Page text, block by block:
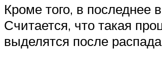
Кроме того, в последнее
Считается, что такая
выделятся после